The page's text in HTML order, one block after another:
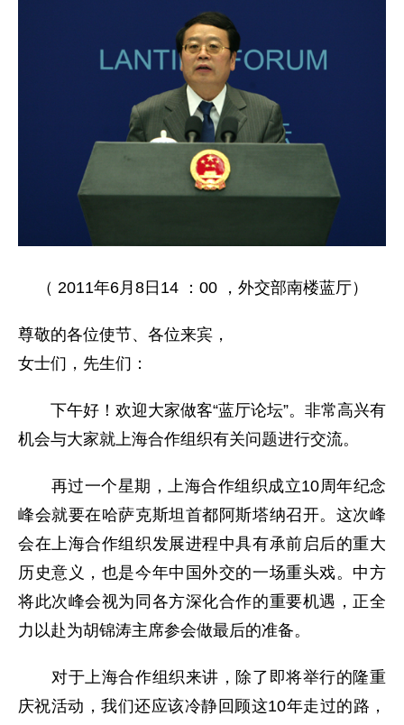
（ 2011年6月8日14 ：00 ，外交部南楼蓝厅）
尊敬的各位使节、各位来宾，
女士们，先生们：
下午好！欢迎大家做客“蓝厅论坛”。非常高兴有
机会与大家就上海合作组织有关问题进行交流。
再过一个星期，上海合作组织成立10周年纪念
峰会就要在哈萨克斯坦首都阿斯塔纳召开。这次峰
会在上海合作组织发展进程中具有承前启后的重大
历史意义，也是今年中国外交的一场重头戏。中方
将此次峰会视为同各方深化合作的重要机遇，正全
力以赴为胡锦涛主席参会做最后的准备。
对于上海合作组织来讲，除了即将举行的隆重
庆祝活动，我们还应该冷静回顾这10年走过的路，